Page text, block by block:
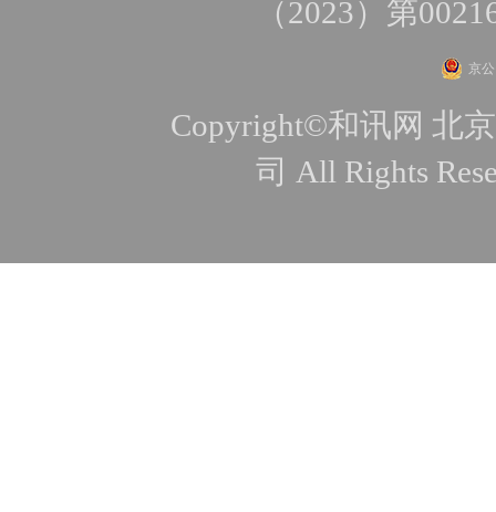
（2023）第
京
Copyright©和讯网 北
司 All Rights